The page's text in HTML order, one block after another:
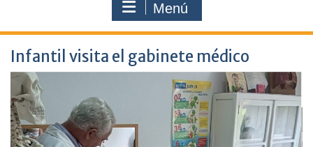
Menú
Infantil visita el gabinete médico